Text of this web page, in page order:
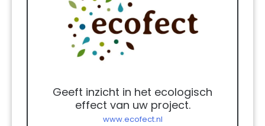
Geeft inzicht in het ecologisch
effect van uw project.
www.ecofect.nl